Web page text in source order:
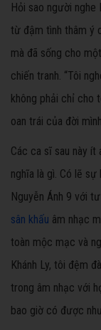
Hỏi sao người nghe
từ đậm tình thâm ý
mà đã sống cho
chiến tranh. “Tôi
không phải chỉ cho
oan trái của đời
Các ca sĩ sau này
nghĩa là gì. Có lẽ sự
Nguyễn Ánh 9 với
sân khấu âm nhạc
toàn mộc mạc và
Khánh Ly, tôi đệm
trong âm nhạc với
bao giờ có được